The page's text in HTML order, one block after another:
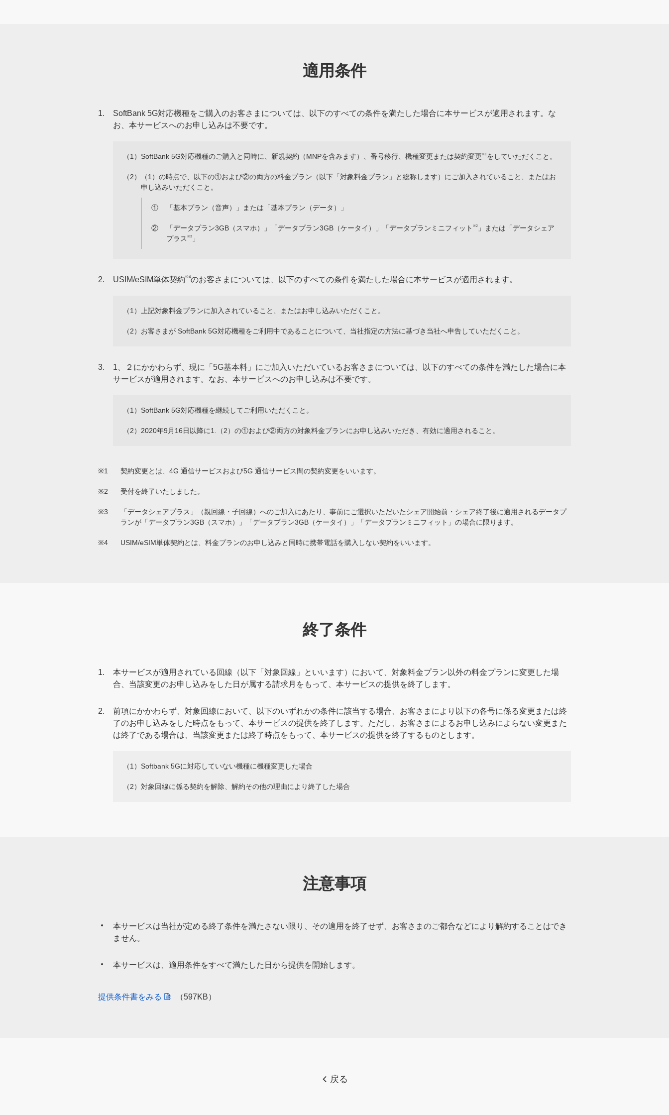
適用条件
1.
SoftBank 5G対応機種をご購入のお客さまについては、以下のすべての条件を満たした場合に本サービスが適用されます。な
お、本サービスへのお申し込みは不要です。
（1） SoftBank 5G対応機種のご購入と同時に、新規契約（MNPを含みます）、番号移行、機種変更または契約変更※1 をしていただくこと。
（2）
（1）の時点で、以下の①および②の両方の料金プラン（以下「対象料金プラン」と総称します）にご加入されていること、またはお
申し込みいただくこと。
① 「基本プラン（音声）」または「基本プラン（データ）」
② 「データプラン3GB（スマホ）」「データプラン3GB（ケータイ）」「データプランミニフィット ※2
」または「データシェア
プラス ※3 」
2. USIM/eSIM単体契約※4のお客さまについては、以下のすべての条件を満たした場合に本サービスが適用されます。
（1） 上記対象料金プランに加入されていること、またはお申し込みいただくこと。
（2） お客さまが SoftBank 5G対応機種をご利用中であることについて、当社指定の方法に基づき当社へ申告していただくこと。
3.
1、２にかかわらず、現に「5G基本料」にご加入いただいているお客さまについては、以下のすべての条件を満たした場合に本
サービスが適用されます。なお、本サービスへのお申し込みは不要です。
（1） SoftBank 5G対応機種を継続してご利用いただくこと。
（2） 2020年9月16日以降に1.（2）の①および②両方の対象料金プランにお申し込みいただき、有効に適用されること。
※1 契約変更とは、4G 通信サービスおよび5G 通信サービス間の契約変更をいいます。
※2 受付を終了いたしました。
※3
「データシェアプラス」（親回線・子回線）へのご加入にあたり、事前にご選択いただいたシェア開始前・シェア終了後に適用されるデータプ
ランが「データプラン3GB（スマホ）」「データプラン3GB（ケータイ）」「データプランミニフィット」の場合に限ります。
※4 USIM/eSIM単体契約とは、料金プランのお申し込みと同時に携帯電話を購入しない契約をいいます。
終了条件
1.
本サービスが適用されている回線（以下「対象回線」といいます）において、対象料金プラン以外の料金プランに変更した場
合、当該変更のお申し込みをした日が属する請求月をもって、本サービスの提供を終了します。
2.
前項にかかわらず、対象回線において、以下のいずれかの条件に該当する場合、お客さまにより以下の各号に係る変更または終
了のお申し込みをした時点をもって、本サービスの提供を終了します。ただし、お客さまによるお申し込みによらない変更また
は終了である場合は、当該変更または終了時点をもって、本サービスの提供を終了するものとします。
（1） Softbank 5Gに対応していない機種に機種変更した場合
（2） 対象回線に係る契約を解除、解約その他の理由により終了した場合
注意事項
本サービスは当社が定める終了条件を満たさない限り、その適用を終了せず、お客さまのご都合などにより解約することはでき
ません。
本サービスは、適用条件をすべて満たした日から提供を開始します。
提供条件書をみる （597KB）
戻る